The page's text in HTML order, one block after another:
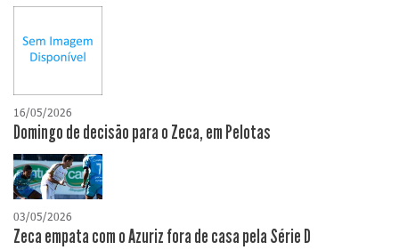
16/05/2026
Domingo de decisão para o Zeca, em Pelotas
03/05/2026
Zeca empata com o Azuriz fora de casa pela Série D